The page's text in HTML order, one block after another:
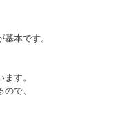
本です。
す。
で、